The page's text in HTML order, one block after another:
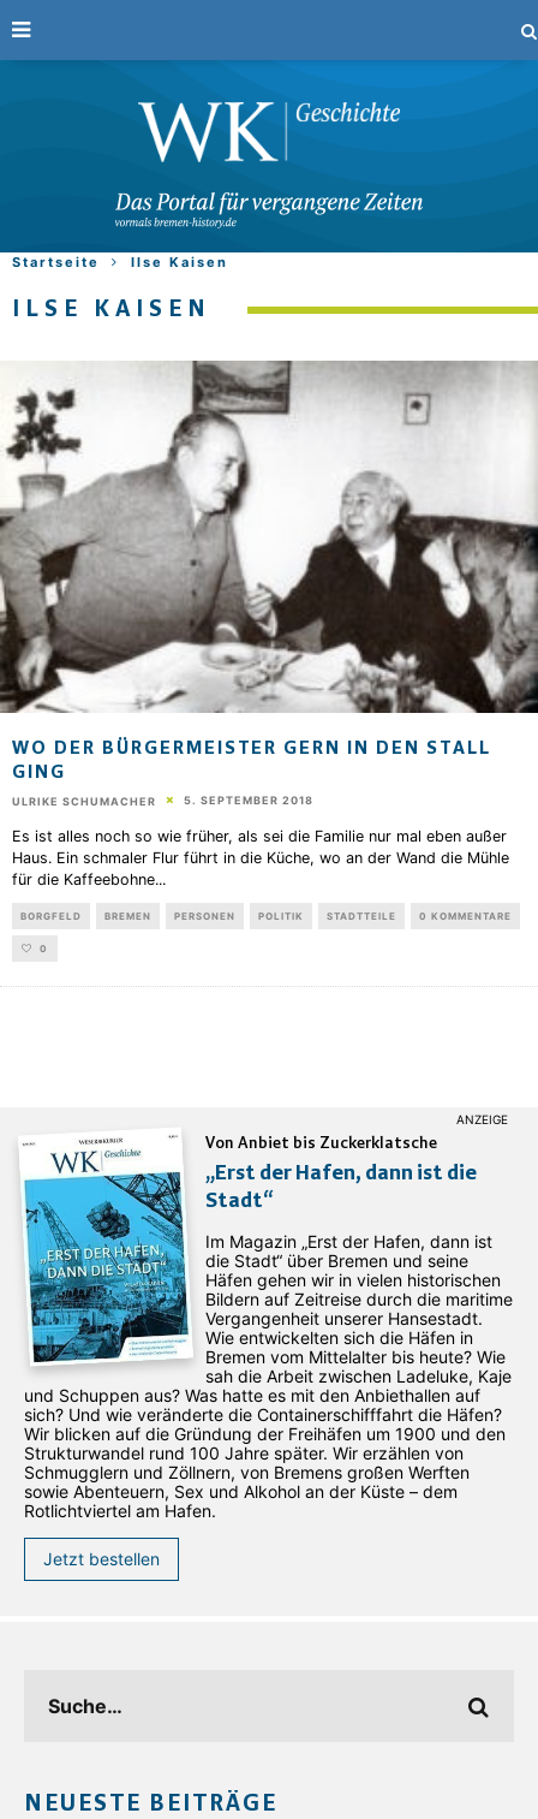
Startseite Ilse Kaisen
ILSE KAISEN
WO DER BÜRGERMEISTER GERN IN DEN STALL
GING
ULRIKE SCHUMACHER 5. SEPTEMBER 2018
Es ist alles noch so wie früher, als sei die Familie nur mal eben außer
Haus. Ein schmaler Flur führt in die Küche, wo an der Wand die Mühle
für die Kaffeebohne...
BORGFELD BREMEN PERSONEN POLITIK STADTTEILE 0 KOMMENTARE
0
Von Anbiet bis Zuckerklatsche
„Erst der Hafen, dann ist die
Stadt“
Im Magazin „Erst der Hafen, dann ist
die Stadt“ über Bremen und seine
Häfen gehen wir in vielen historischen
Bildern auf Zeitreise durch die maritime
Vergangenheit unserer Hansestadt.
Wie entwickelten sich die Häfen in
Bremen vom Mittelalter bis heute? Wie
sah die Arbeit zwischen Ladeluke, Kaje
und Schuppen aus? Was hatte es mit den Anbiethallen auf
sich? Und wie veränderte die Containerschifffahrt die Häfen?
Wir blicken auf die Gründung der Freihäfen um 1900 und den
Strukturwandel rund 100 Jahre später. Wir erzählen von
Schmugglern und Zöllnern, von Bremens großen Werften
sowie Abenteuern, Sex und Alkohol an der Küste – dem
Rotlichtviertel am Hafen.
Jetzt bestellen
NEUESTE BEITRÄGE